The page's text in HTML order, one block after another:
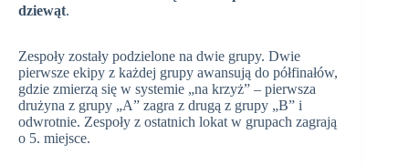
dziewąt.
Zespoły zostały podzielone na dwie grupy. Dwie
pierwsze ekipy z każdej grupy awansują do półfinałów,
gdzie zmierzą się w systemie „na krzyż” – pierwsza
drużyna z grupy „A” zagra z drugą z grupy „B” i
odwrotnie. Zespoły z ostatnich lokat w grupach zagrają
o 5. miejsce.